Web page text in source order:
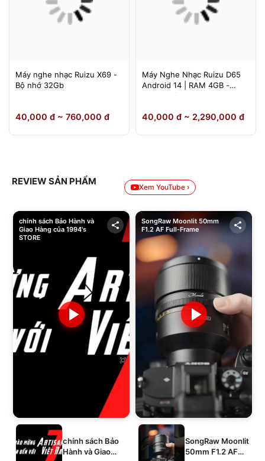
Máy nghe nhạc Ruizu X69 -
Bộ nhớ 32Gb
40,000 đ ~ 760,000 đ
Máy Nghe Nhạc Ruizu D65
Android 14 | RAM 4GB -
64GB Chính Hãng
40,000 đ ~ 2,290,000 đ
REVIEW SẢN PHẨM
Xem YouTube ›
chính sách Bảo Hành và
Giao Hàng của 1994's
STORE
chính sách Bảo
Hành và Giao
SongRaw Moonlit 50mm
F1.2 AF Full-Frame
SongRaw Moonlit
50mm F1.2 AF